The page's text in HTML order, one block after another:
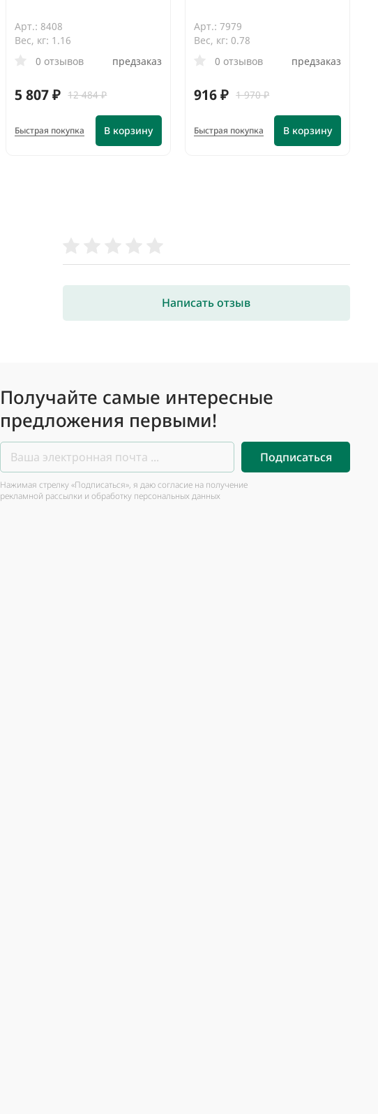
Арт.: 8408
Вес, кг: 1.16
0 отзывов
предзаказ
5 807 ₽ 12 484 ₽
В корзину
Быстрая покупка
Арт.: 7979
Вес, кг: 0.78
0 отзывов
предзаказ
916 ₽ 1 970 ₽
В корзину
Быстрая покупка
Написать отзыв
Получайте самые интересные
предложения первыми!
Подписаться
Нажимая стрелку «Подписаться», я даю согласие на получение
рекламной рассылки и обработку персональных данных